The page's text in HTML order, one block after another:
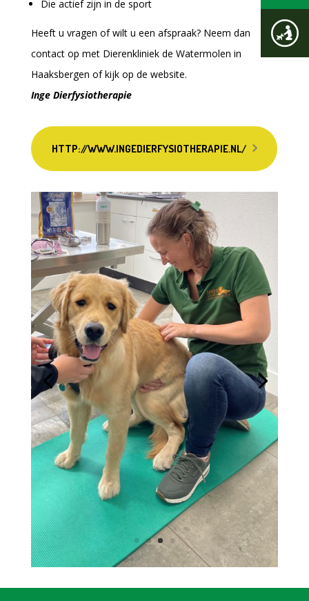
Die actief zijn in de sport
Heeft u vragen of wilt u een afspraak? Neem dan
contact op met Dierenkliniek de Watermolen in
Haaksbergen of kijk op de website.
Inge Dierfysiotherapie
HTTP://WWW.INGEDIERFYSIOTHERAPIE.NL/